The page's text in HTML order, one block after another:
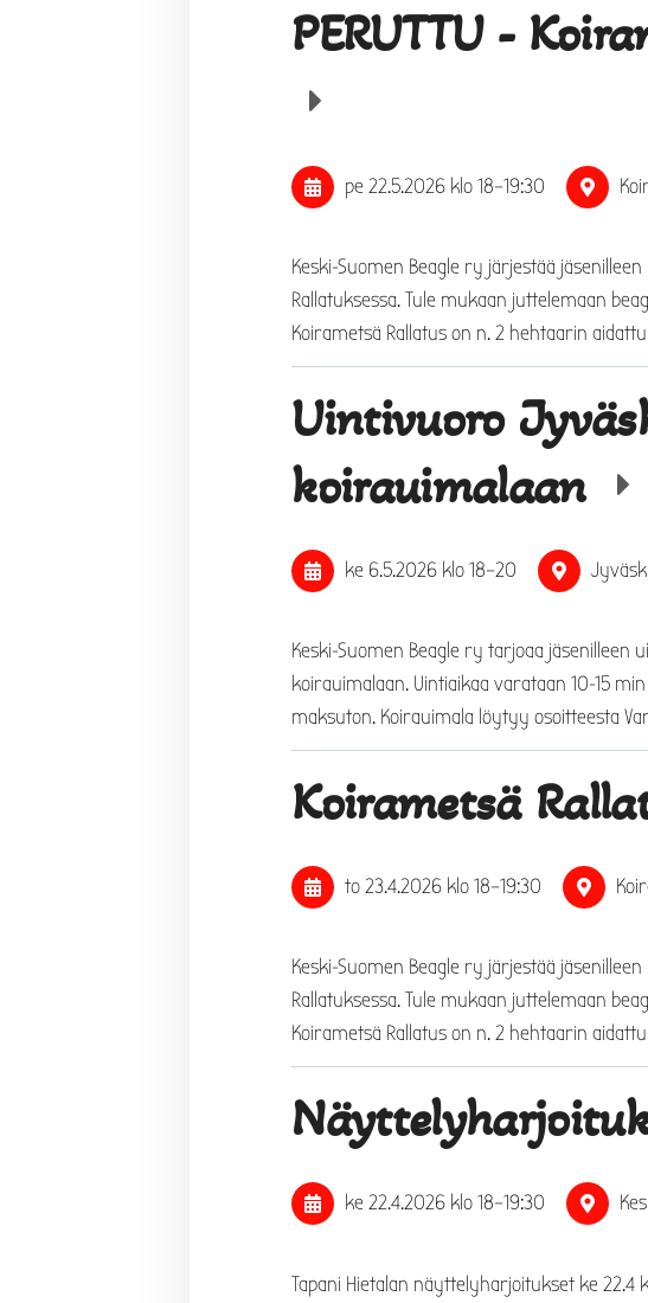
PERUTTU -
pe 22.5.2026 klo 18–19:30
Keski-Suomen Beagle ry järjestää
Rallatuksessa. Tule mukaan juttelemaan
Koirametsä Rallatus on n. 2 hehtaarin
Uintivuoro
koirauimalaan
ke 6.5.2026 klo 18–20
Keski-Suomen Beagle ry tarjoaa jäsenilleen
koirauimalaan. Uintiaikaa varataan 10-15
maksuton. Koirauimala löytyy osoitteesta
Koirametsä
to 23.4.2026 klo 18–19:30
Keski-Suomen Beagle ry järjestää
Rallatuksessa. Tule mukaan juttelemaan
Koirametsä Rallatus on n. 2 hehtaarin
ke 22.4.2026 klo 18–19:30
Tapani Hietalan näyttelyharjoitukset ke 22.4